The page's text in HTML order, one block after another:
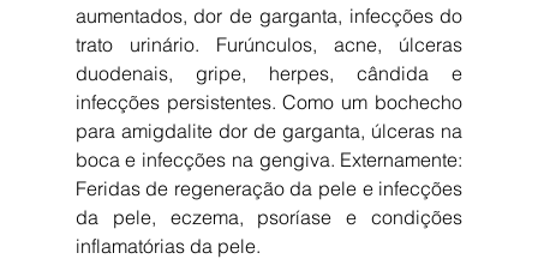
aumentados, dor de garganta, infecções do
trato urinário. Furúnculos, acne, úlceras
duodenais, gripe, herpes, cândida e
infecções persistentes. Como um bochecho
para amigdalite dor de garganta, úlceras na
boca e infecções na gengiva. Externamente:
Feridas de regeneração da pele e infecções
da pele, eczema, psoríase e condições
inflamatórias da pele.